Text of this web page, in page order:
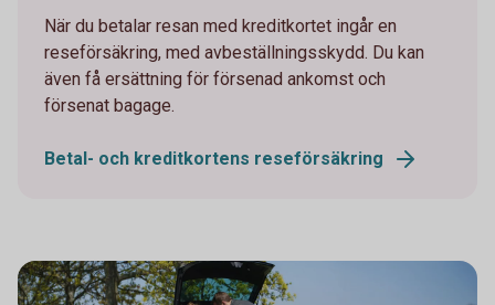
När du betalar resan med kreditkortet ingår en
reseförsäkring, med avbeställningsskydd. Du kan
även få ersättning för försenad ankomst och
försenat bagage.
Betal- och kreditkortens reseförsäkring